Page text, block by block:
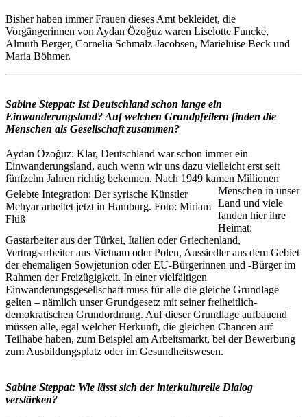
Bisher haben immer Frauen dieses Amt bekleidet, die
Vorgängerinnen von Aydan Özoğuz waren Liselotte Funcke,
Almuth Berger, Cornelia Schmalz-Jacobsen, Marieluise Beck und
Maria Böhmer.
Sabine Steppat: Ist Deutschland schon lange ein
Einwanderungsland? Auf welchen Grundpfeilern finden die
Menschen als Gesellschaft zusammen?
Aydan Özoğuz: Klar, Deutschland war schon immer ein
Einwanderungsland, auch wenn wir uns dazu vielleicht erst seit
fünfzehn Jahren richtig bekennen. Nach 1949 kamen Millionen
Menschen
Gelebte Integration: Der syrische Künstler
Mehyar arbeitet jetzt in Hamburg. Foto: Miriam
Flüß
in unser
Land und viele
fanden hier ihre
Heimat:
Gastarbeiter aus der Türkei, Italien oder Griechenland,
Vertragsarbeiter aus Vietnam oder Polen, Aussiedler aus dem Gebiet
der ehemaligen Sowjetunion oder EU-Bürgerinnen und -Bürger im
Rahmen der Freizügigkeit. In einer vielfältigen
Einwanderungsgesellschaft muss für alle die gleiche Grundlage
gelten – nämlich unser Grundgesetz mit seiner freiheitlich-
demokratischen Grundordnung. Auf dieser Grundlage aufbauend
müssen alle, egal welcher Herkunft, die gleichen Chancen auf
Teilhabe haben, zum Beispiel am Arbeitsmarkt, bei der Bewerbung
zum Ausbildungsplatz oder im Gesundheitswesen.
Sabine Steppat: Wie lässt sich der interkulturelle Dialog
verstärken?